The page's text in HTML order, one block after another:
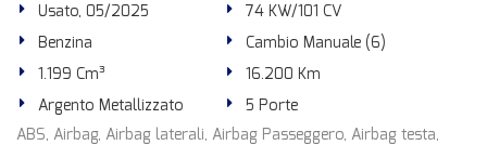
Usato, 05/2025
74 KW/101 CV
Benzina
Cambio Manuale (6)
1.199 Cm³
16.200 Km
Argento Metallizzato
5 Porte
ABS, Airbag, Airbag laterali, Airbag Passeggero, Airbag testa,